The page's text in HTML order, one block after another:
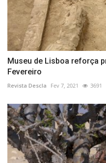
Museu de Lisboa reforça
Fevereiro
Revista Descla Fev 7, 2021 3691